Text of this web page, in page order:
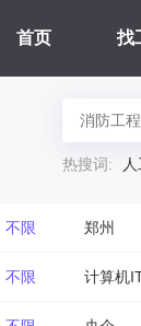
首页 找
热搜词:
不限 郑州
不限 计算机